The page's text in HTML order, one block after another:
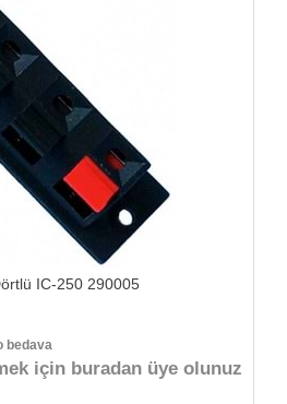
IC-250 290005
bedava
için buradan üye olunuz